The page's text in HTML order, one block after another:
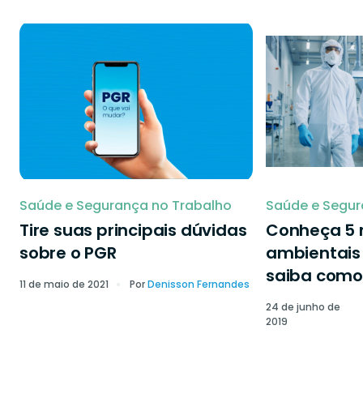
Saúde e Segurança no Trabalho
Tire suas principais dúvidas
sobre o PGR
11 de maio de 2021 PorDenisson Fernandes
Saúde e
Conheça 5
saiba
24 de junho de
2019